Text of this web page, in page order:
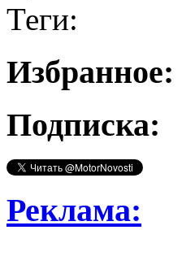
Теги:
Избранное:
Подписка:
Реклама: